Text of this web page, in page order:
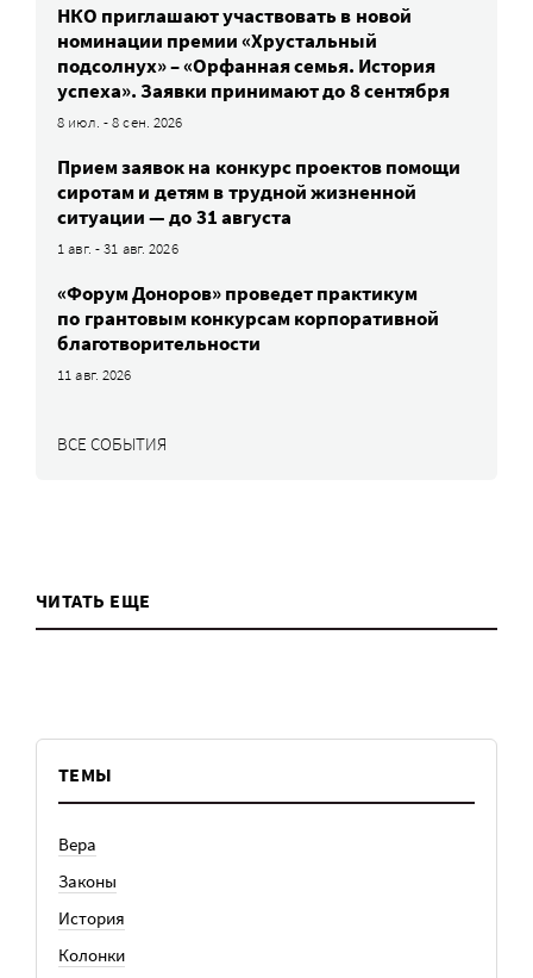
НКО приглашают участвовать в новой
номинации премии «Хрустальный
подсолнух» – «Орфанная семья. История
успеха». Заявки принимают до 8 сентября
8 июл. - 8 сен. 2026
Прием заявок на конкурс проектов помощи
сиротам и детям в трудной жизненной
ситуации — до 31 августа
1 авг. - 31 авг. 2026
«Форум Доноров» проведет практикум
по грантовым конкурсам корпоративной
благотворительности
11 авг. 2026
ВСЕ СОБЫТИЯ
ЧИТАТЬ ЕЩЕ
ТЕМЫ
Вера
Законы
История
Колонки